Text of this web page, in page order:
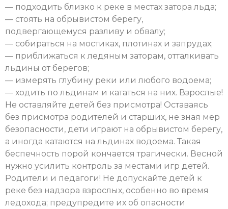
— подходить близко к реке в местах затора льда;
— стоять на обрывистом берегу,
подвергающемуся разливу и обвалу;
— собираться на мостиках, плотинах и запрудах;
— приближаться к ледяным заторам, отталкивать
льдины от берегов;
— измерять глубину реки или любого водоема;
— ходить по льдинам и кататься на них. Взрослые!
Не оставляйте детей без присмотра! Оставаясь
без присмотра родителей и старших, не зная мер
безопасности, дети играют на обрывистом берегу,
а иногда катаются на льдинах водоема. Такая
беспечность порой кончается трагически. Весной
нужно усилить контроль за местами игр детей.
Родители и педагоги! Не допускайте детей к
реке без надзора взрослых, особенно во время
ледохода; предупредите их об опасности